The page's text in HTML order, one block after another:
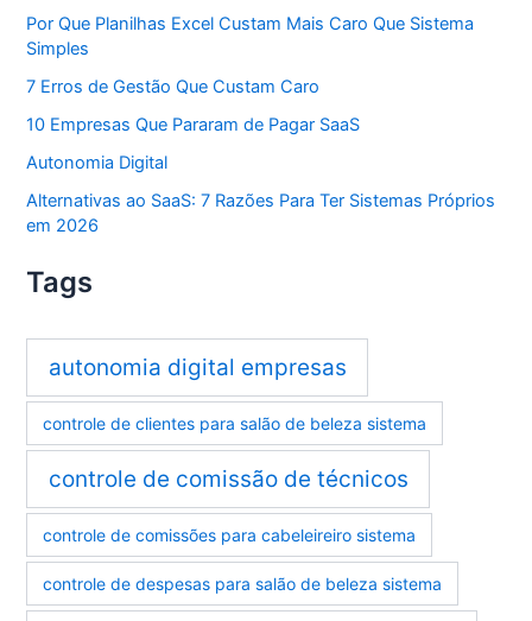
Por Que Planilhas Excel Custam Mais Caro Que Sistema
Simples
7 Erros de Gestão Que Custam Caro
10 Empresas Que Pararam de Pagar SaaS
Autonomia Digital
Alternativas ao SaaS: 7 Razões Para Ter Sistemas Próprios
em 2026
Tags
autonomia digital empresas
controle de clientes para salão de beleza sistema
controle de comissão de técnicos
controle de comissões para cabeleireiro sistema
controle de despesas para salão de beleza sistema